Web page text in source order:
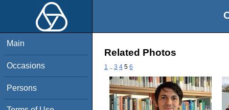
Main
Occasions
Persons
Related Photos
1 3 4 5 6